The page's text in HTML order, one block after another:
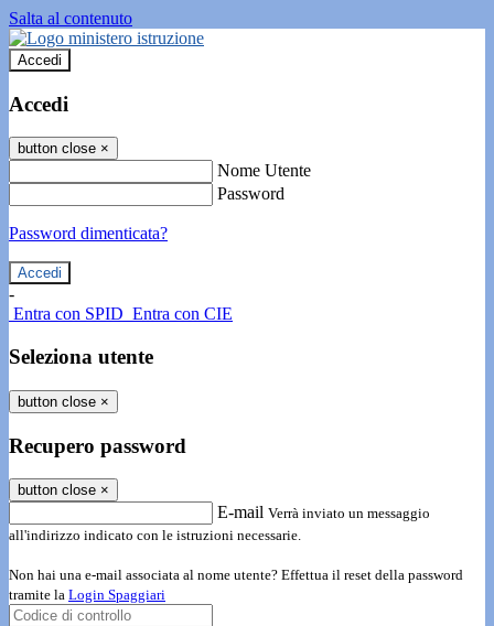
Salta al contenuto
Accedi
Accedi
button close ×
Nome Utente
Password
Password dimenticata?
-
Entra con SPID Entra con CIE
Seleziona utente
button close ×
Recupero password
button close ×
E-mail Verrà inviato un messaggio
all'indirizzo indicato con le istruzioni necessarie.
Non hai una e-mail associata al nome utente? Effettua il reset della password
tramite la Login Spaggiari